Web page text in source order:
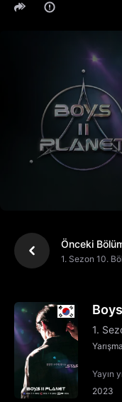
Önceki
1. Sezon 10.
1.
Yarışma
Yayın
2023